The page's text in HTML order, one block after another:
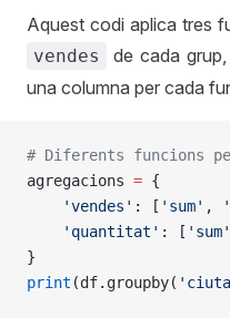
Aquest codi aplica tres
vendes
de cada
una columna per cada
# Diferents funcions
agregacions = {
    'vendes'
: [ 'sum' ,
    'quantitat'
: [ 'sum'
}
print (df.groupby(